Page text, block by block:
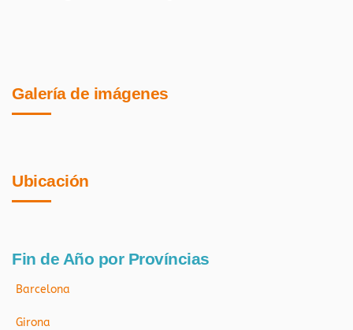
Galería de imágenes
Ubicación
Fin de Año por Províncias
Barcelona
Girona